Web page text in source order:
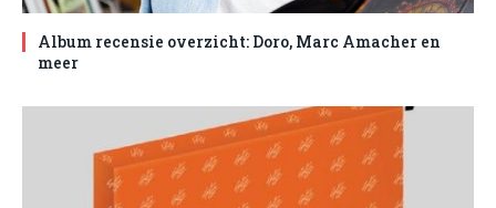
Album recensie overzicht: Doro, Marc Amacher en
meer